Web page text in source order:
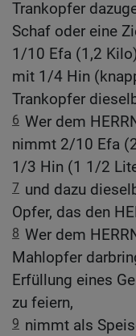
Trankopfer
Schaf oder eine
1/10 Efa (1,2
mit 1/4 Hin
Trankopfer
6 Wer dem
nimmt 2/10 Efa
1/3 Hin (1 1/2
7 und dazu
Opfer, das den
8 Wer dem
Mahlopfer
Erfüllung eines
zu feiern,
9 nimmt als